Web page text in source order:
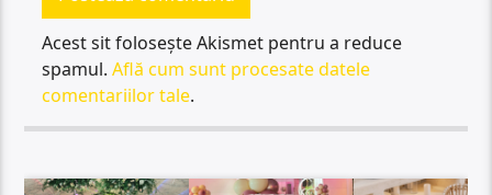
Acest sit folosește Akismet pentru a reduce
spamul.Află cum sunt procesate datele
comentariilor tale.